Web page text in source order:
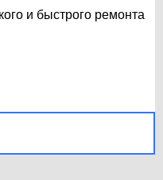
и быстрого ремонта